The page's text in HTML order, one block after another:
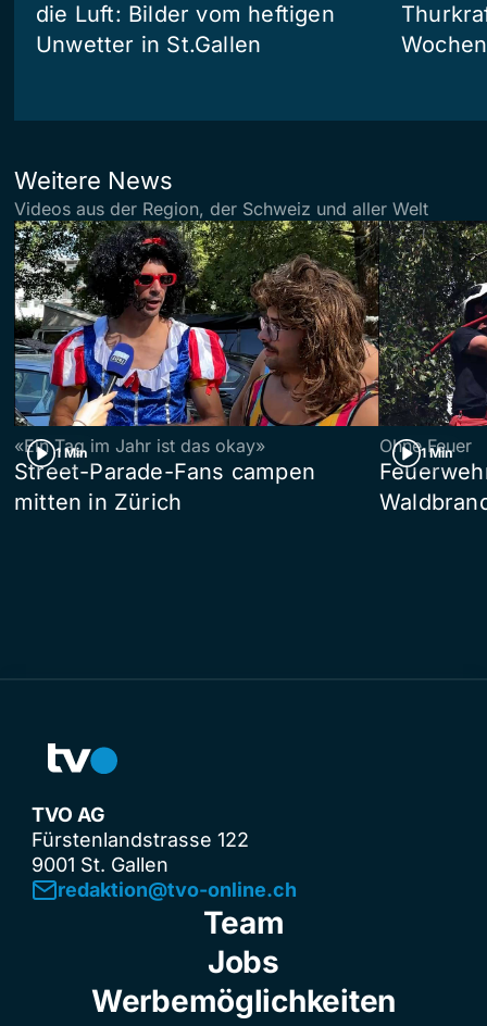
die Luft: Bilder vom heftigen
Unwetter in St.Gallen
Weitere News
Videos aus der Region, der Schweiz und aller Welt
1 Min
«Ein Tag im Jahr ist das okay»
Street-Parade-Fans campen
mitten in Zürich
1 Min
Ohne Feuer
TVO AG
Fürstenlandstrasse 122
9001 St. Gallen
redaktion@tvo-online.ch
Team
Jobs
Werbemöglichkeiten